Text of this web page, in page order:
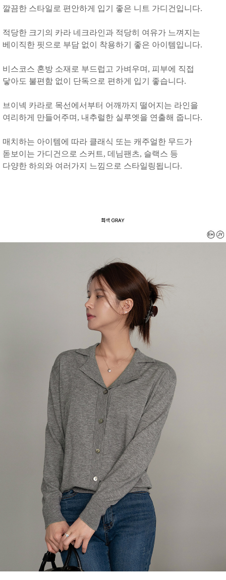
깔끔한 스타일로 편안하게 입기 좋은 니트 가디건입니다.
적당한 크기의 카라 네크라인과 적당히 여유가 느껴지는
베이직한 핏으로 부담 없이 착용하기 좋은 아이템입니다.
비스코스 혼방 소재로 부드럽고 가벼우며, 피부에 직접
닿아도 불편함 없이 단독으로 편하게 입기 좋습니다.
브이넥 카라로 목선에서부터 어깨까지 떨어지는 라인을
여리하게 만들어주며, 내추럴한 실루엣을 연출해 줍니다.
매치하는 아이템에 따라 클래식 또는 캐주얼한 무드가
돋보이는 가디건으로 스커트, 데님팬츠, 슬랙스 등
다양한 하의와 여러가지 느낌으로 스타일링됩니다.